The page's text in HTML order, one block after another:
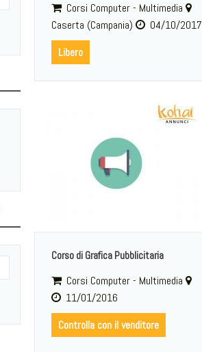
Corsi Computer - Multimedia
Caserta (Campania)
04/10/2017
Libero
Corso di Grafica Pubblicitaria
Corsi Computer - Multimedia
11/01/2016
Controlla con il venditore